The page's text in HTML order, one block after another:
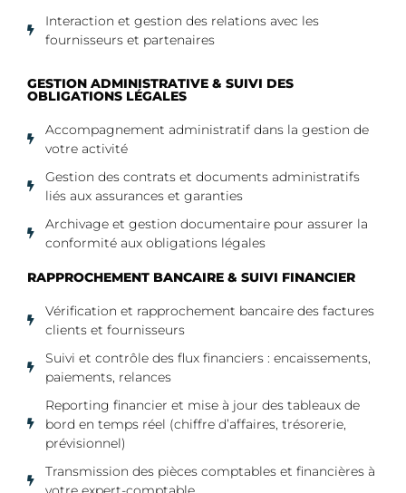
Interaction et gestion des relations avec les
fournisseurs et partenaires
GESTION ADMINISTRATIVE & SUIVI DES
OBLIGATIONS LÉGALES
Accompagnement administratif dans la gestion de
votre activité
Gestion des contrats et documents administratifs
liés aux assurances et garanties
Archivage et gestion documentaire pour assurer la
conformité aux obligations légales
RAPPROCHEMENT BANCAIRE & SUIVI FINANCIER
Vérification et rapprochement bancaire des factures
clients et fournisseurs
Suivi et contrôle des flux financiers : encaissements,
paiements, relances
Reporting financier et mise à jour des tableaux de
bord en temps réel (chiffre d’affaires, trésorerie,
prévisionnel)
Transmission des pièces comptables et financières à